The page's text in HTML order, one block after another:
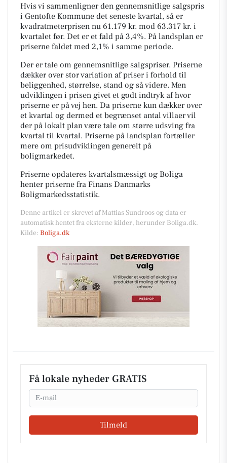
Hvis vi sammenligner den gennemsnitlige salgspris
i Gentofte Kommune det seneste kvartal, så er
kvadratmeterprisen nu 61.179 kr. mod 63.317 kr. i
kvartalet før. Det er et fald på 3,4%. På landsplan er
priserne faldet med 2,1% i samme periode.
Der er tale om gennemsnitlige salgspriser. Priserne
dækker over stor variation af priser i forhold til
beliggenhed, størrelse, stand og så videre. Men
udviklingen i prisen givet et godt indtryk af hvor
priserne er på vej hen. Da priserne kun dækker over
et kvartal og dermed et begrænset antal villaer vil
der på lokalt plan være tale om større udsving fra
kvartal til kvartal. Priserne på landsplan fortæller
mere om prisudviklingen generelt på
boligmarkedet.
Priserne opdateres kvartalsmæssigt og Boliga
henter priserne fra Finans Danmarks
Boligmarkedsstatistik.
Denne artikel er skrevet af Mattias Sundroos og data er
automatisk hentet fra eksterne kilder, herunder Boliga.dk.
Kilde: Boliga.dk
Få lokale nyheder GRATIS
Email
Tilmeld